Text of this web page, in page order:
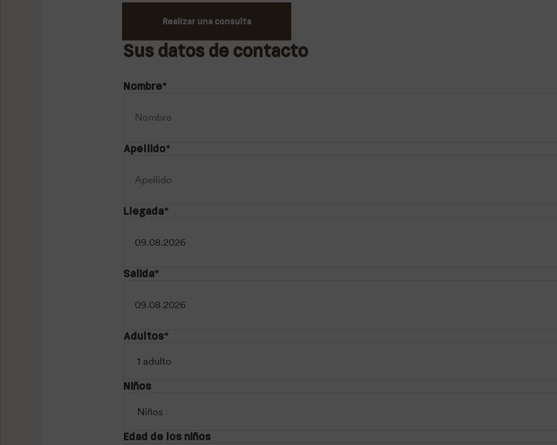
Realizar una consulta
Sus datos de contacto
Nombre*
Apellido*
Llegada*
Salida*
Adultos*
Niños
Edad de los niños